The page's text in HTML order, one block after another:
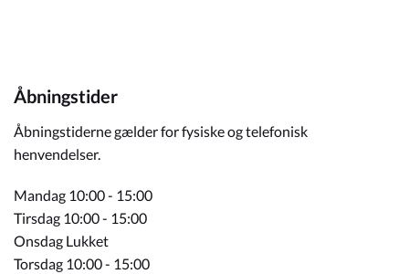
Åbningstider
Åbningstiderne gælder for fysiske og telefonisk
henvendelser.
Mandag 10:00 - 15:00
Tirsdag 10:00 - 15:00
Onsdag Lukket
Torsdag 10:00 - 15:00